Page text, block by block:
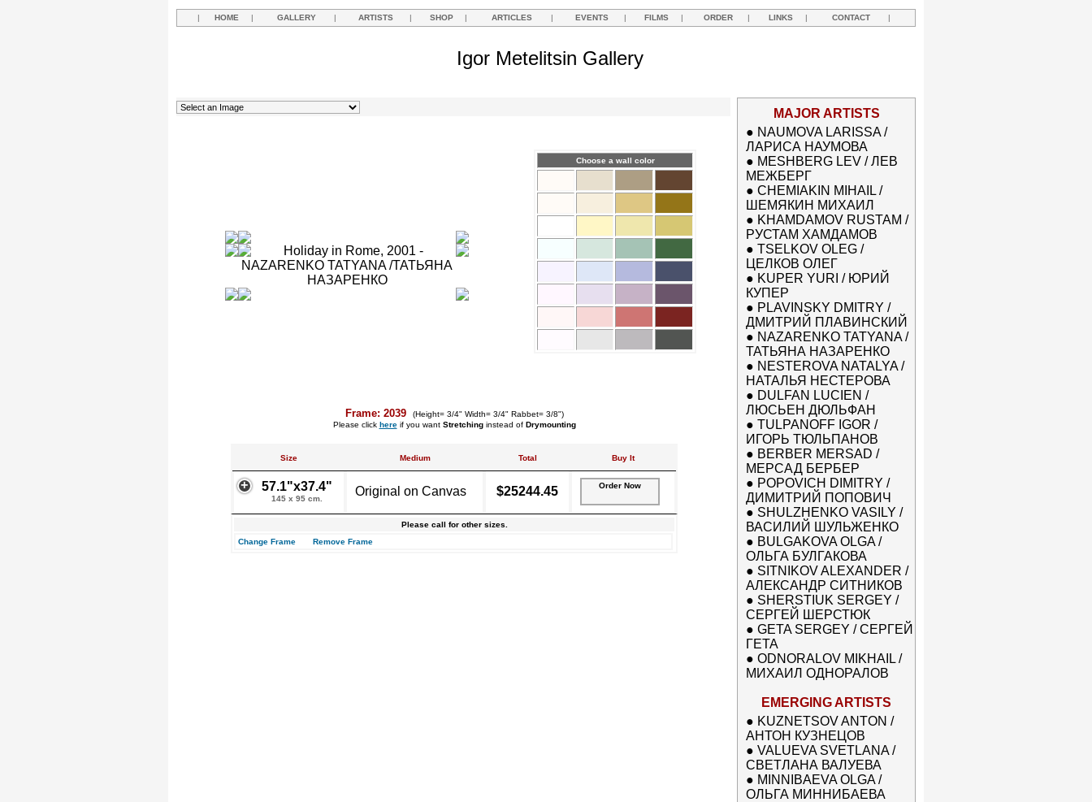
| HOME | GALLERY | ARTISTS | SHOP | ARTICLES | EVENTS | FILMS | ORDER | LINKS | CONTACT |
Igor Metelitsin Gallery
Choose a wall color
Frame: 2039
(Height= 3/4" Width= 3/4" Rabbet= 3/8")
Please click hereif you want Stretchinginstead of Drymounting
Size Medium Total Buy It
57.1"x37.4"
145 x 95 cm.
Original on Canvas $25244.45 Order Now
Please call for other sizes.
Change Frame
Remove Frame
MAJOR ARTISTS
● NAUMOVA LARISSA /
ЛАРИСА НАУМОВА
● MESHBERG LEV / ЛЕВ
МЕЖБЕРГ
● CHEMIAKIN MIHAIL /
ШЕМЯКИН МИХАИЛ
● KHAMDAMOV RUSTAM /
РУСТАМ ХАМДАМОВ
● TSELKOV OLEG /
ЦЕЛКОВ ОЛЕГ
● KUPER YURI / ЮРИЙ
КУПЕР
● PLAVINSKY DMITRY /
ДМИТРИЙ ПЛАВИНСКИЙ
● NAZARENKO TATYANA /
ТАТЬЯНА НАЗАРЕНКО
● NESTEROVA NATALYA /
НАТАЛЬЯ НЕСТЕРОВА
● DULFAN LUCIEN /
ЛЮСЬЕН ДЮЛЬФАН
● TULPANOFF IGOR /
ИГОРЬ ТЮЛЬПАНОВ
● BERBER MERSAD /
МЕРСАД БЕРБЕР
● POPOVICH DIMITRY /
ДИМИТРИЙ ПОПОВИЧ
● SHULZHENKO VASILY /
ВАСИЛИЙ ШУЛЬЖЕНКО
● BULGAKOVA OLGA /
ОЛЬГА БУЛГАКОВА
● SITNIKOV ALEXANDER /
АЛЕКСАНДР СИТНИКОВ
● SHERSTIUK SERGEY /
СЕРГЕЙ ШЕРСТЮК
● GETA SERGEY / СЕРГЕЙ
ГЕТА
● ODNORALOV MIKHAIL /
МИХАИЛ ОДНОРАЛОВ
EMERGING ARTISTS
● KUZNETSOV ANTON /
АНТОН КУЗНЕЦОВ
● VALUEVA SVETLANA /
СВЕТЛАНА ВАЛУЕВА
● MINNIBAEVA OLGA /
ОЛЬГА МИННИБАЕВА